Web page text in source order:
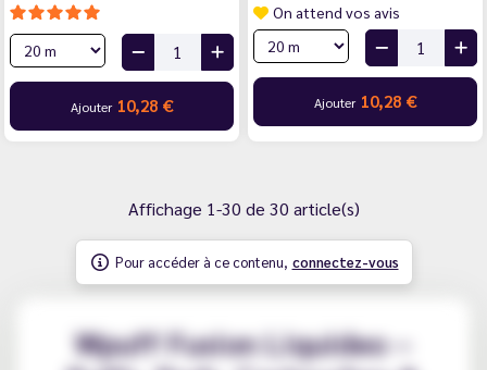
Ajouter 10,28 €
On attend vos avis
Ajouter 10,28 €
Affichage 1-30 de 30 article(s)
Pour accéder à ce contenu, connectez-vous
Wpuff Fusion Liquideo –